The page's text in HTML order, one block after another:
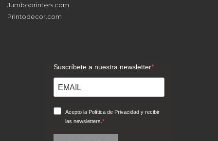
Jumboprinters.com
Printodecor.com